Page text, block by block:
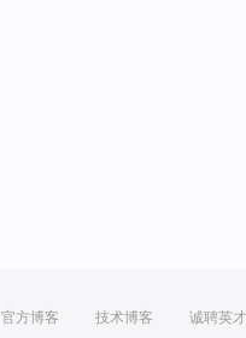
官方博客 技术博客 诚聘英才